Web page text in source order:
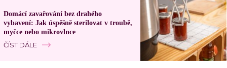
Domácí zavařování bez drahého
vybavení: Jak úspěšně sterilovat v troubě,
myčce nebo mikrovlnce
ČÍST DÁLE